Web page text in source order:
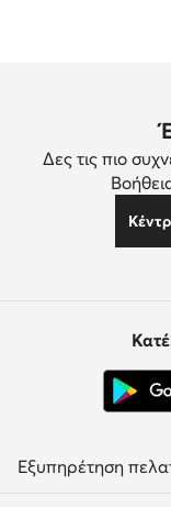
Δες τις πιο
Εξυπηρέτηση